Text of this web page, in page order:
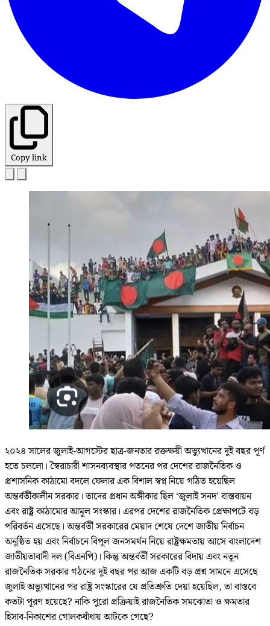
Copy link
২০২৪ সালের জুলাই-আগস্টের ছাত্র-জনতার রক্তক্ষয়ী অভ্যুত্থানের দুই বছর পূর্ণ
হতে চললো। স্বৈরাচারী শাসনব্যবস্থার পতনের পর দেশের রাজনৈতিক ও
প্রশাসনিক কাঠামো বদলে ফেলার এক বিশাল স্বপ্ন নিয়ে গঠিত হয়েছিল
অন্তর্বর্তীকালীন সরকার। তাদের প্রধান অঙ্গীকার ছিল ‘জুলাই সনদ’ বাস্তবায়ন
এবং রাষ্ট্র কাঠামোর আমূল সংস্কার। এরপর দেশের রাজনৈতিক প্রেক্ষাপটে বড়
পরিবর্তন এসেছে। অন্তর্বর্তী সরকারের মেয়াদ শেষে দেশে জাতীয় নির্বাচন
অনুষ্ঠিত হয় এবং নির্বাচনে বিপুল জনসমর্থন নিয়ে রাষ্ট্রক্ষমতায় আসে বাংলাদেশ
জাতীয়তাবাদী দল (বিএনপি)। কিন্তু অন্তর্বর্তী সরকারের বিদায় এবং নতুন
রাজনৈতিক সরকার গঠনের দুই বছর পর আজ একটি বড় প্রশ্ন সামনে এসেছে
জুলাই অভ্যুত্থানের পর রাষ্ট্র সংস্কারের যে প্রতিশ্রুতি দেয়া হয়েছিল, তা বাস্তবে
কতটা পূরণ হয়েছে? নাকি পুরো প্রক্রিয়াই রাজনৈতিক সমঝোতা ও ক্ষমতার
হিসাব-নিকাশের গোলকধাঁধায় আটকে গেছে?